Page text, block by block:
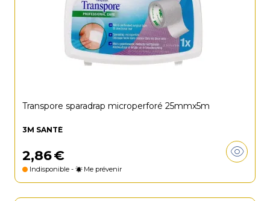
Transpore sparadrap microperforé 25mmx5m
3M SANTÉ
2,86€
Indisponible - Me prévenir